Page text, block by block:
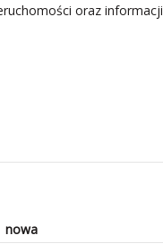
oraz informacji
nowa